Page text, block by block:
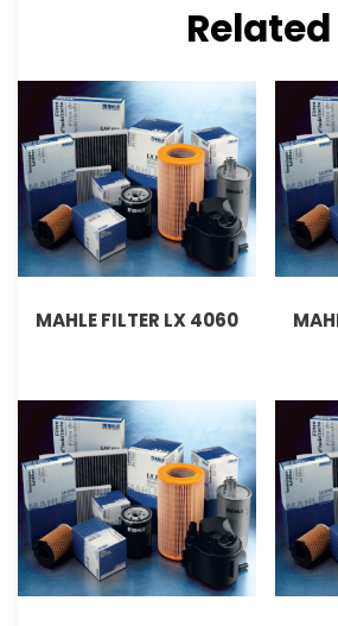
MAHLE FILTER LX 4060